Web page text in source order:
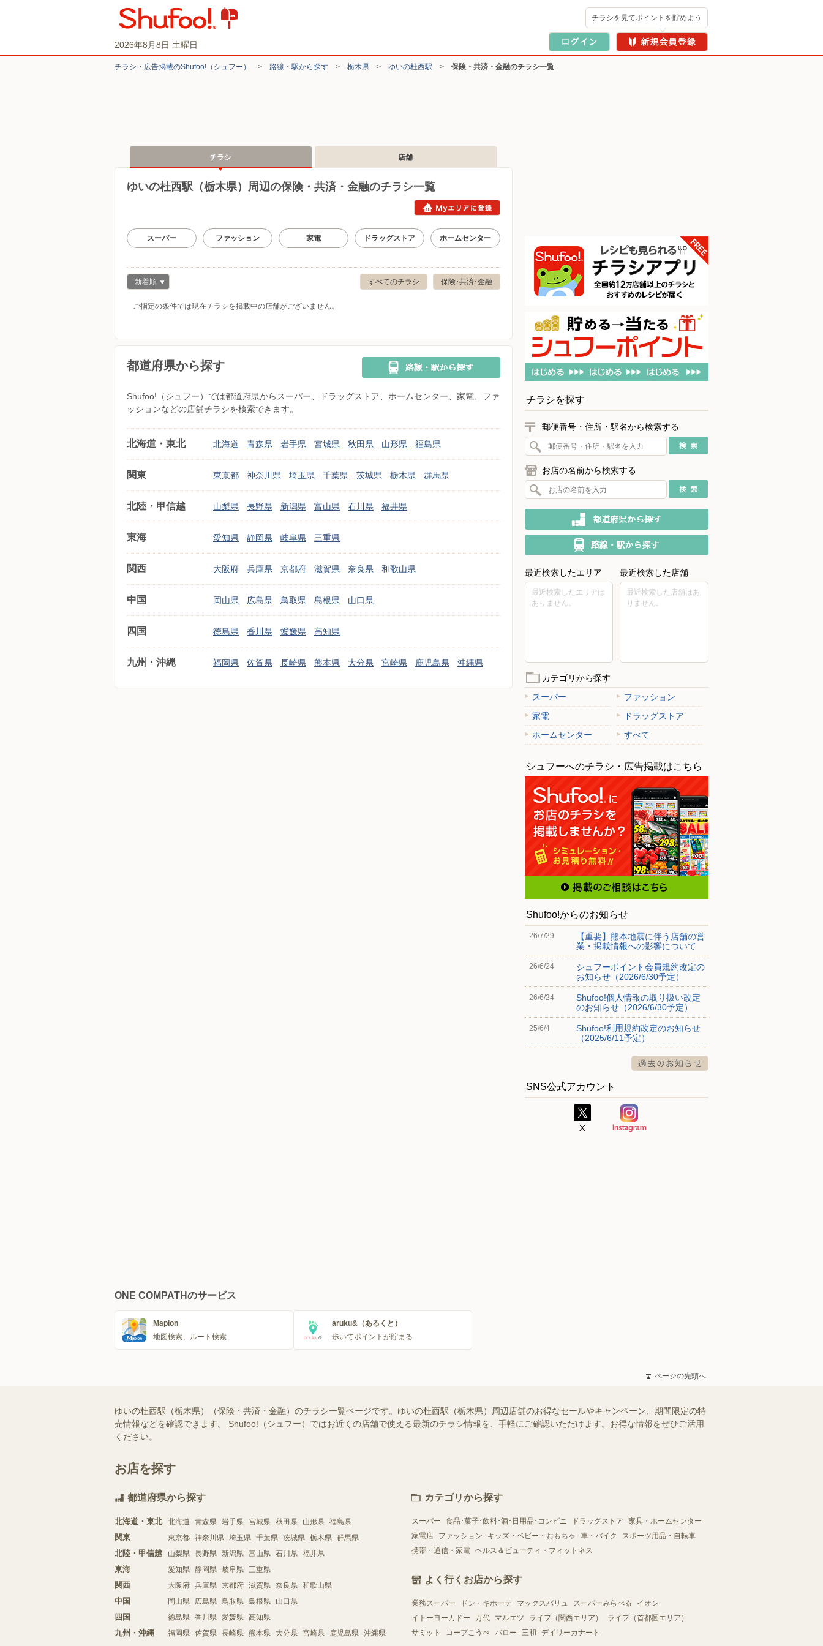
2026年8月8日 土曜日
チラシを見てポイントを貯めよう
チラシ・​広告掲載の​Shufoo!​（シュフー） > 路線・駅から探す > 栃木県 > ゆいの杜西駅 > 保険・共済・金融のチラシ一覧
チラシ 店舗
ゆいの杜西駅（栃木県）周辺の保険・共済・金融のチラシ一覧
スーパー ファッション 家電 ドラッグストア ホームセンター
保険･共済･金融
すべてのチラシ
新着順
ご指定の条件では現在チラシを掲載中の店舗がございません。
都道府県から探す
Shufoo!（シュフー）では都道府県からスーパー、ドラッグストア、ホームセンター、家電、ファ
ッションなどの店舗チラシを検索できます。
北海道・東北 北海道 青森県 岩手県 宮城県 秋田県 山形県 福島県
関東 東京都 神奈川県 埼玉県 千葉県 茨城県 栃木県 群馬県
北陸・甲信越 山梨県 長野県 新潟県 富山県 石川県 福井県
東海 愛知県 静岡県 岐阜県 三重県
関西 大阪府 兵庫県 京都府 滋賀県 奈良県 和歌山県
中国 岡山県 広島県 鳥取県 島根県 山口県
四国 徳島県 香川県 愛媛県 高知県
九州・沖縄 福岡県 佐賀県 長崎県 熊本県 大分県 宮崎県 鹿児島県 沖縄県
チラシを探す
郵便番号・住所・駅名から検索する
お店の名前から検索する
最近検索したエリア
最近検索したエリアは
ありません。
最近検索した店舗
最近検索した店舗はあ
りません。
カテゴリから探す
スーパー
ファッション
家電
ドラッグストア
ホームセンター
すべて
シュフーへのチラシ・広告掲載はこちら
Shufoo!からのお知らせ
26/7/29
【重要】熊本地震に伴う店舗の営
業・掲載情報への影響について
26/6/24
シュフーポイント会員規約改定の
お知らせ（2026/6/30予定）
26/6/24
Shufoo!個人情報の取り扱い改定
のお知らせ（2026/6/30予定）
25/6/4
Shufoo!利用規約改定のお知らせ
（2025/6/11予定）
SNS公式アカウント
ONE COMPATHのサービス
Mapion
地図検索、ルート検索
aruku&（あるくと）
歩いてポイントが貯まる
ページの先頭へ
ゆいの杜西駅（栃木県）（保険・共済・金融）のチラシ一覧ページです。ゆいの杜西駅（栃木県）周辺店舗のお得なセールやキャンペーン、期間限定の特
売情報などを確認できます。 Shufoo!（シュフー）ではお近くの店舗で使える最新のチラシ情報を、手軽にご確認いただけます。お得な情報をぜひご活用
ください。
お店を探す
都道府県から探す
北海道・東北 北海道 青森県 岩手県 宮城県 秋田県 山形県 福島県
関東 東京都 神奈川県 埼玉県 千葉県 茨城県 栃木県 群馬県
北陸・甲信越 山梨県 長野県 新潟県 富山県 石川県 福井県
東海 愛知県 静岡県 岐阜県 三重県
関西 大阪府 兵庫県 京都府 滋賀県 奈良県 和歌山県
中国 岡山県 広島県 鳥取県 島根県 山口県
四国 徳島県 香川県 愛媛県 高知県
九州・沖縄 福岡県 佐賀県 長崎県 熊本県 大分県 宮崎県 鹿児島県 沖縄県
カテゴリから探す
スーパー 食品･菓子･飲料･酒･日用品･コンビニ ドラッグストア
家具・ホームセンター
家電店
ファッション キッズ・ベビー・おもちゃ 車・バイク
スポーツ用品・自転車
携帯・通信・家電 ヘルス＆ビューティ・フィットネス
よく行くお店から探す
業務スーパー ドン・キホーテ マックスバリュ スーパーみらべる
イオン
イトーヨーカドー
万代 マルエツ ライフ（関西エリア）
ライフ（首都圏エリア）
サミット
コープこうべ バロー 三和 デイリーカナート